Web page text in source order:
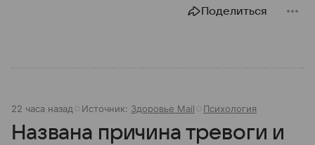
Поделиться
22 часа назад Источник: Здоровье Mail Психология
Названа причина тревоги и